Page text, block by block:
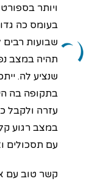
ויותר
בעומס כה
שבועות
תהיה במצב
שנציע לה.
בתקופה בה
עזרה ולקבל
במצב רגוע
עם תסכולים
קשר טוב עם